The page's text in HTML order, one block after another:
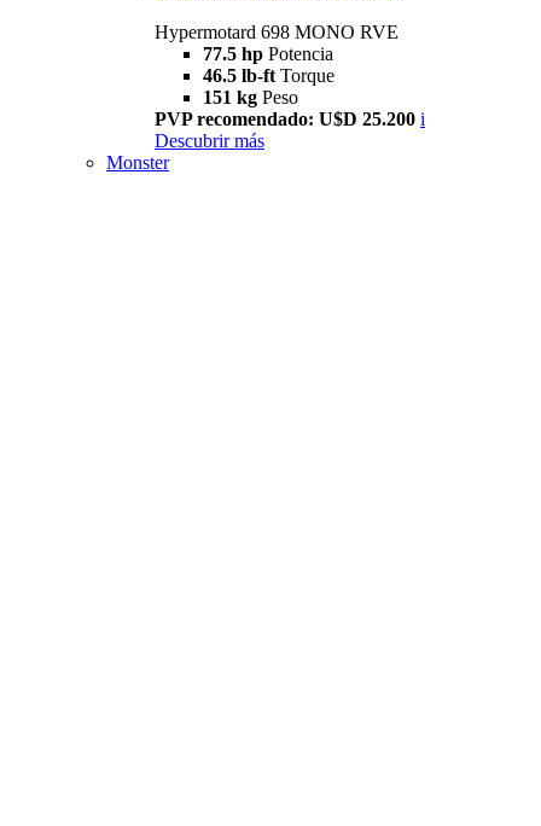
Hypermotard 698 MONO RVE
77.5 hp Potencia
46.5 lb-ft Torque
151 kg Peso
PVP recomendado: U$D 25.200 i
Descubrir más
Monster